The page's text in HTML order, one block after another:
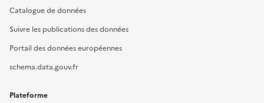
Catalogue de données
Suivre les publications des données
Portail des données européennes
schema.data.gouv.fr
Plateforme